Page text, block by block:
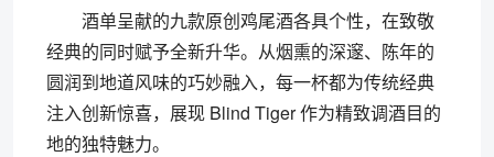
酒单呈献的九款原创鸡尾酒各具个性，在致敬
经典的同时赋予全新升华。从烟熏的深邃、陈年的
圆润到地道风味的巧妙融入，每一杯都为传统经典
注入创新惊喜，展现 Blind Tiger 作为精致调酒目的
地的独特魅力。